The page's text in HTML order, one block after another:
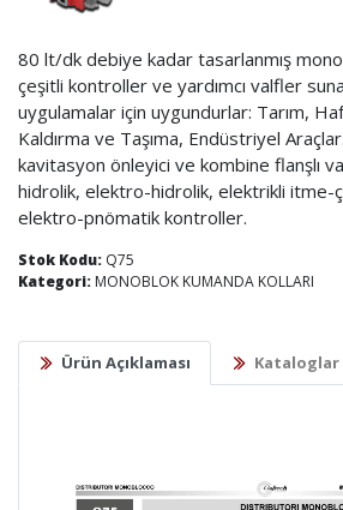
80 lt/dk debiye kadar tasarlanmış
çeşitli kontroller ve yardımcı valfler
uygulamalar için uygundurlar: Tarım,
Kaldırma ve Taşıma, Endüstriyel
kavitasyon önleyici ve kombine flanşlı
hidrolik, elektro-hidrolik, elektrikli itme-
elektro-pnömatik kontroller.
Stok Kodu: Q75
Kategori: MONOBLOK KUMANDA KOLLARI
Ürün Açıklaması Kataloglar